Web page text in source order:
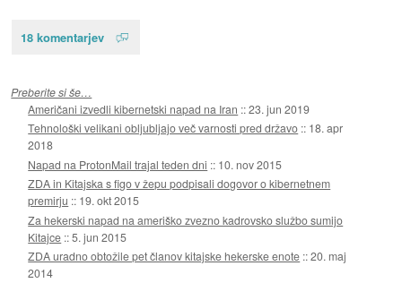
18 komentarjev
Preberite si še…
Američani izvedli kibernetski napad na Iran ::23. jun 2019
Tehnološki velikani obljubljajo več varnosti pred državo :: 18. apr
2018
Napad na ProtonMail trajal teden dni :: 10. nov 2015
ZDA in Kitajska s figo v žepu podpisali dogovor o kibernetnem
premirju :: 19. okt 2015
Za hekerski napad na ameriško zvezno kadrovsko službo sumijo
Kitajce ::5. jun 2015
ZDA uradno obtožile pet članov kitajske hekerske enote ::20. maj
2014